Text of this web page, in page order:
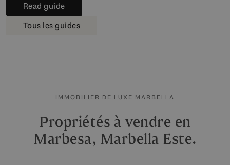
Read guide
Tous les guides
IMMOBILIER DE LUXE MARBELLA
Propriétés à vendre en
Marbesa, Marbella Este.